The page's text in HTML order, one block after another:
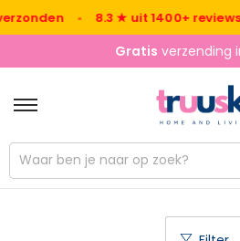
8.3 ★ uit 1400+ reviews
Gratis verzending